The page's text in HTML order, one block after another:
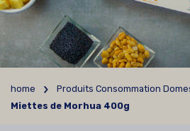
home
Produits Consommation
Miettes de Morhua 400g